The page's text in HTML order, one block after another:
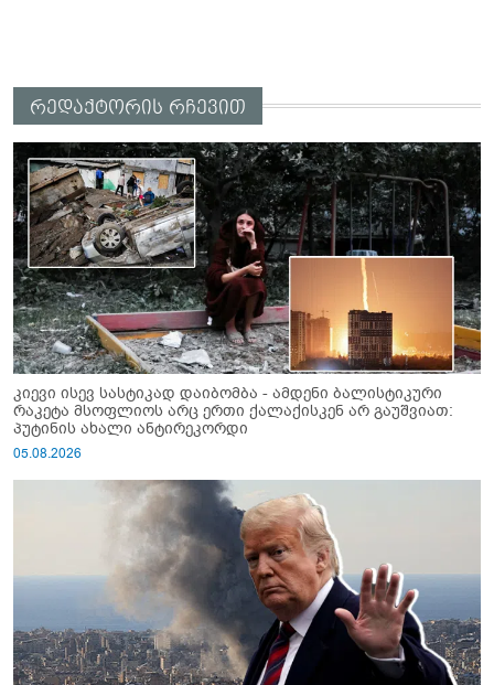
რედაქტორის რჩევით
კიევი ისევ სასტიკად დაიბომბა - ამდენი ბალისტიკური
რაკეტა მსოფლიოს არც ერთი ქალაქისკენ არ გაუშვიათ:
პუტინის ახალი ანტირეკორდი
05.08.2026